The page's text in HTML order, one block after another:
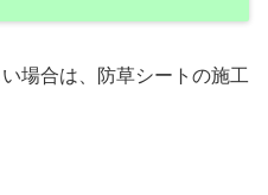
場合は、防草シートの施工